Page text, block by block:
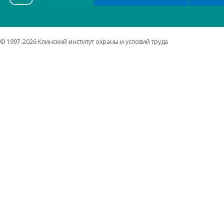
© 1997-2026 Клинский институт охраны и условий труда